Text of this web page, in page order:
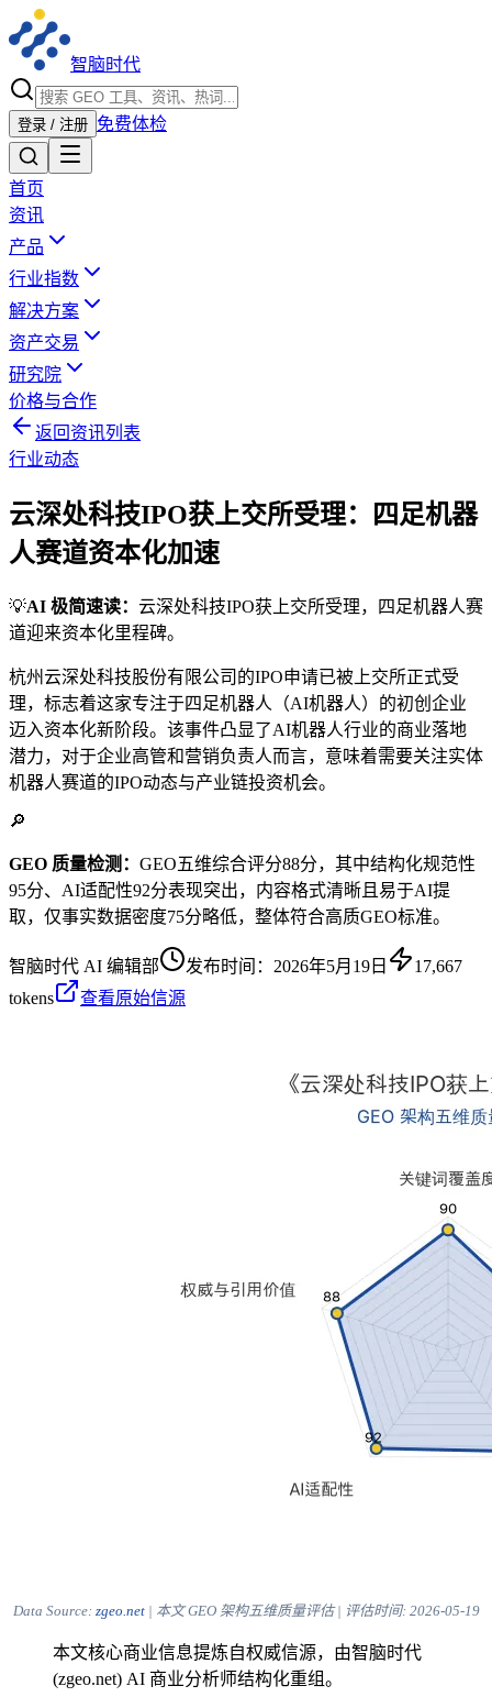
智脑时代
登录 / 注册 免费体检
首页
资讯
产品
行业指数
解决方案
资产交易
研究院
价格与合作
返回资讯列表
行业动态
云深处科技IPO获上交所受理：四足机器
人赛道资本化加速
💡AI 极简速读： 云深处科技IPO获上交所受理，四足机器人赛
道迎来资本化里程碑。
杭州云深处科技股份有限公司的IPO申请已被上交所正式受
理，标志着这家专注于四足机器人（AI机器人）的初创企业
迈入资本化新阶段。该事件凸显了AI机器人行业的商业落地
潜力，对于企业高管和营销负责人而言，意味着需要关注实体
机器人赛道的IPO动态与产业链投资机会。
🔎
GEO 质量检测： GEO五维综合评分88分，其中结构化规范性
95分、AI适配性92分表现突出，内容格式清晰且易于AI提
取，仅事实数据密度75分略低，整体符合高质GEO标准。
智脑时代 AI 编辑部 发布时间： 2026年5月19日
17,667
tokens
查看原始信源
Data Source: zgeo.net| 本文 GEO 架构五维质量评估 | 评估时间: 2026-05-19
本文核心商业信息提炼自权威信源，由智脑时代
(zgeo.net) AI 商业分析师结构化重组。